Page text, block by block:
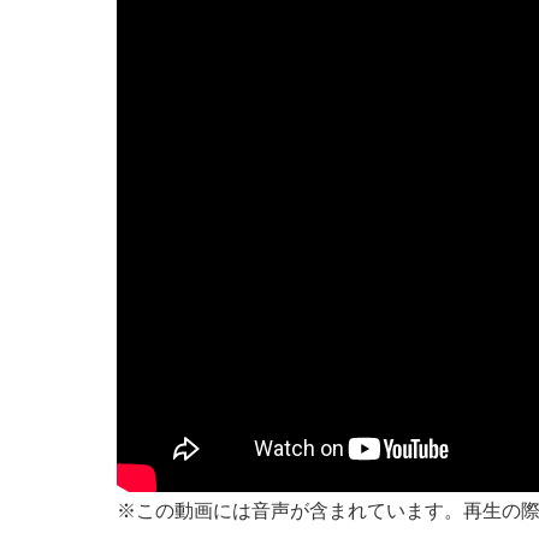
※この動画には音声が含まれています。再生の際